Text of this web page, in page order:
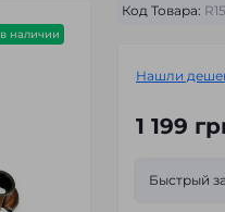
в наличии
Код Товара:
Нашли
1 199
Быстрый